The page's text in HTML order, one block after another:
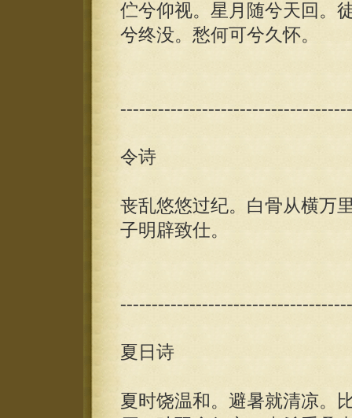
伫兮仰视。星月随兮天回。
兮终没。愁何可兮久怀。
令诗
丧乱悠悠过纪。白骨从横万
子明辟致仕。
夏日诗
夏时饶温和。避暑就清凉。